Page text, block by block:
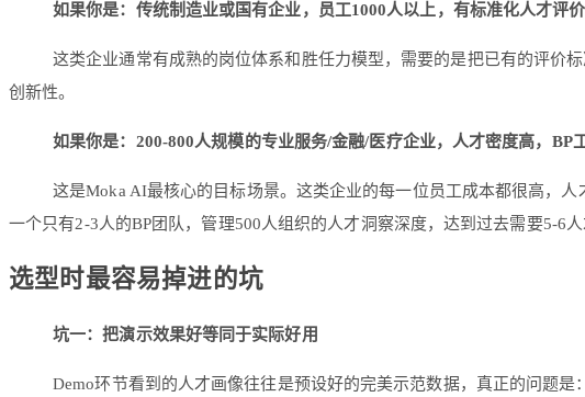
如果你是：传统制造业或国有企业，员工1000人以上，有标准化人才评
这类企业通常有成熟的岗位体系和胜任力模型，需要的是把已有的评价
创新性。
如果你是：200-800人规模的专业服务/金融/医疗企业，人才密度高，BP
这是Moka AI最核心的目标场景。这类企业的每一位员工成本都很高，
一个只有2-3人的BP团队，管理500人组织的人才洞察深度，达到过去需要5-6人
选型时最容易掉进的坑
坑一：把演示效果好等同于实际好用
Demo环节看到的人才画像往往是预设好的完美示范数据，真正的问题是